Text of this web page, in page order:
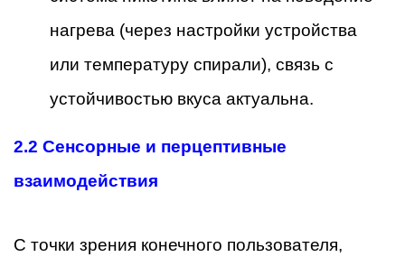
нагрева (через настройки устройства
или температуру спирали), связь с
устойчивостью вкуса актуальна.
2.2 Сенсорные и перцептивные
взаимодействия
С точки зрения конечного пользователя,